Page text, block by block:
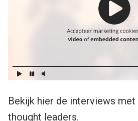
Bekijk hier de interviews met
thought leaders.